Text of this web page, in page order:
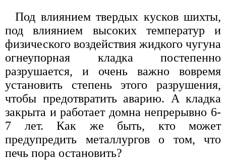
Под влиянием твердых кусков шихты,
под влиянием высоких температур и
физического воздействия жидкого чугуна
огнеупорная кладка постепенно
разрушается, и очень важно вовремя
установить степень этого разрушения,
чтобы предотвратить аварию. А кладка
закрыта и работает домна непрерывно 6-
7 лет. Как же быть, кто может
предупредить металлургов о том, что
печь пора остановить?